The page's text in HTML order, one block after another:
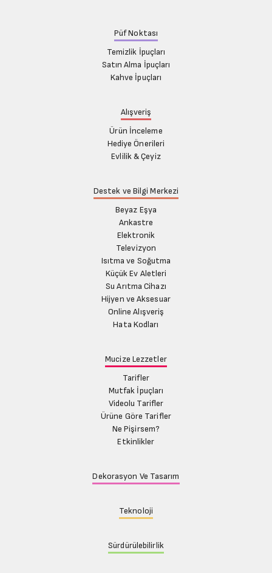
Püf Noktası
Temizlik İpuçları
Satın Alma İpuçları
Kahve İpuçları
Alışveriş
Ürün İnceleme
Hediye Önerileri
Evlilik & Çeyiz
Destek ve Bilgi Merkezi
Beyaz Eşya
Ankastre
Elektronik
Televizyon
Isıtma ve Soğutma
Küçük Ev Aletleri
Su Arıtma Cihazı
Hijyen ve Aksesuar
Online Alışveriş
Hata Kodları
Mucize Lezzetler
Tarifler
Mutfak İpuçları
Videolu Tarifler
Ürüne Göre Tarifler
Ne Pişirsem?
Etkinlikler
Dekorasyon Ve Tasarım
Teknoloji
Sürdürülebilirlik